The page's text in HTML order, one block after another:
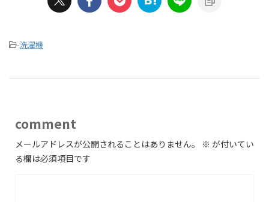
-洗濯機
comment
メールアドレスが公開されることはありません。 ※ が付いてい
る欄は必須項目です